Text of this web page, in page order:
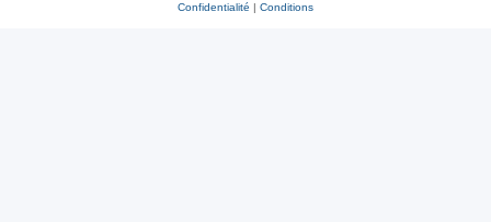
Confidentialité | Conditions